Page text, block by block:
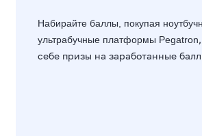
Набирайте баллы, покупая
ультрабучные платформы Pegatron
себе призы на заработанные